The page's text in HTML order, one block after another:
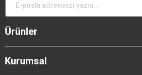
Ürünler
Kurumsal